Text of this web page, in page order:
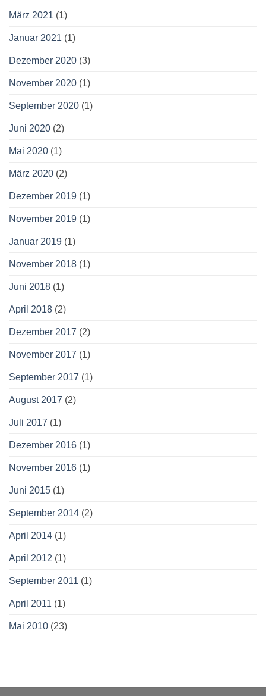
März 2021 (1)
Januar 2021 (1)
Dezember 2020 (3)
November 2020 (1)
September 2020 (1)
Juni 2020 (2)
Mai 2020 (1)
März 2020 (2)
Dezember 2019 (1)
November 2019 (1)
Januar 2019 (1)
November 2018 (1)
Juni 2018 (1)
April 2018 (2)
Dezember 2017 (2)
November 2017 (1)
September 2017 (1)
August 2017 (2)
Juli 2017 (1)
Dezember 2016 (1)
November 2016 (1)
Juni 2015 (1)
September 2014 (2)
April 2014 (1)
April 2012 (1)
September 2011 (1)
April 2011 (1)
Mai 2010 (23)